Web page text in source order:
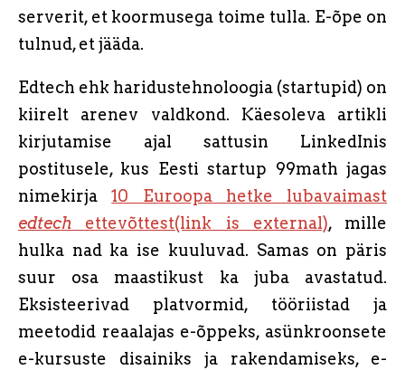
serverit, et koormusega toime tulla. E-õpe on
tulnud, et jääda.
Edtech ehk haridustehnoloogia (startupid) on
kiirelt arenev valdkond. Käesoleva artikli
kirjutamise ajal sattusin LinkedInis
postitusele, kus Eesti startup 99math jagas
nimekirja10 Euroopa hetke lubavaimast
edtech ettevõttest(link is external), mille
hulka nad ka ise kuuluvad. Samas on päris
suur osa maastikust ka juba avastatud.
Eksisteerivad platvormid, tööriistad ja
meetodid reaalajas e-õppeks, asünkroonsete
e-kursuste disainiks ja rakendamiseks, e-